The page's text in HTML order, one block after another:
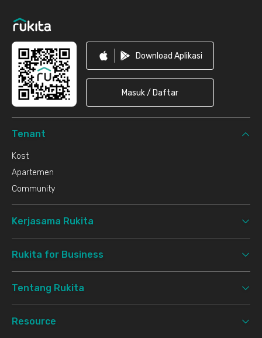
Download Aplikasi
Masuk / Daftar
Tenant
Kost
Apartemen
Community
Kerjasama Rukita
Rukita for Business
Tentang Rukita
Resource